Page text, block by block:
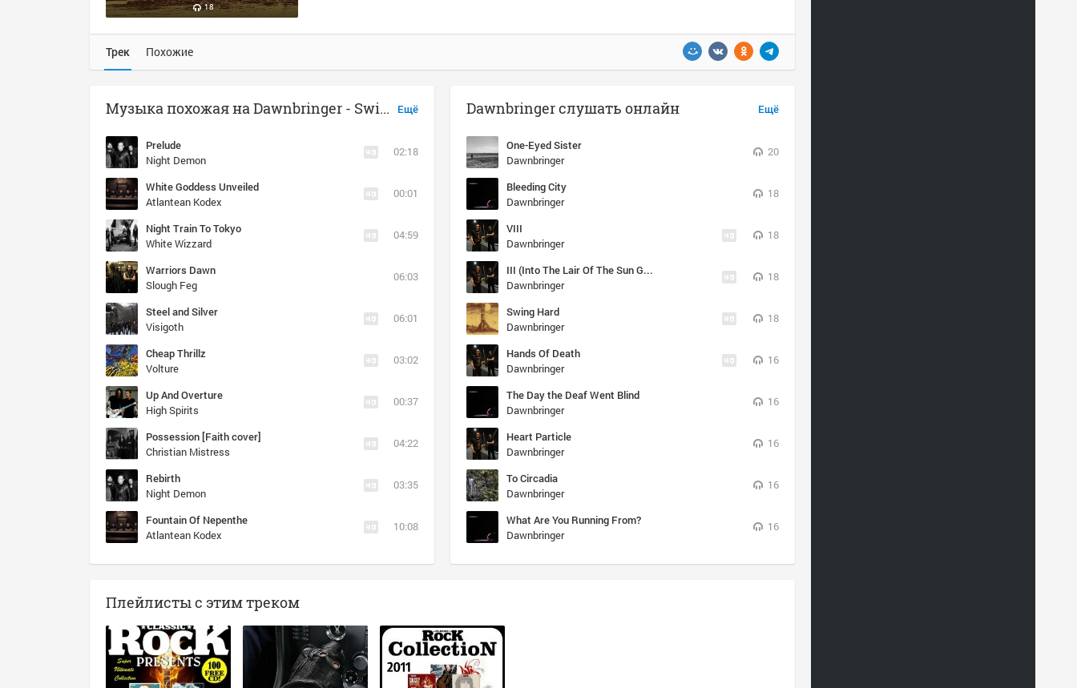
18
Трек Похожие
Ещё
Музыка похожая на Dawnbringer - Swing Hard
Prelude
Night Demon
02:18
White Goddess Unveiled
Atlantean Kodex
00:01
Night Train To Tokyo
White Wizzard
04:59
Warriors Dawn
Slough Feg
06:03
Steel and Silver
Visigoth
06:01
Cheap Thrillz
Volture
03:02
Up And Overture
High Spirits
00:37
Possession [Faith cover]
Christian Mistress
04:22
Rebirth
Night Demon
03:35
Fountain Of Nepenthe
Atlantean Kodex
10:08
Ещё
Dawnbringer слушать онлайн
One-Eyed Sister
Dawnbringer
20
Bleeding City
Dawnbringer
18
VIII
Dawnbringer
18
III (Into The Lair Of The Sun God)
Dawnbringer
18
Swing Hard
Dawnbringer
18
Hands Of Death
Dawnbringer
16
The Day the Deaf Went Blind
Dawnbringer
16
Heart Particle
Dawnbringer
16
To Circadia
Dawnbringer
16
What Are You Running From?
Dawnbringer
16
Плейлисты с этим треком